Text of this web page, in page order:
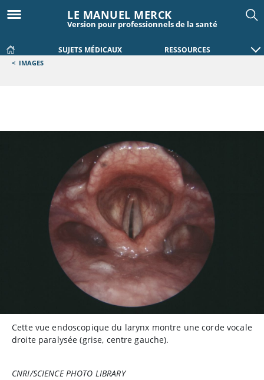
LE MANUEL MERCK
Version pour professionnels de la santé
SUJETS MÉDICAUX RESSOURCES
< IMAGES
Cette vue endoscopique du larynx montre une corde vocale
droite paralysée (grise, centre gauche).
CNRI/SCIENCE PHOTO LIBRARY